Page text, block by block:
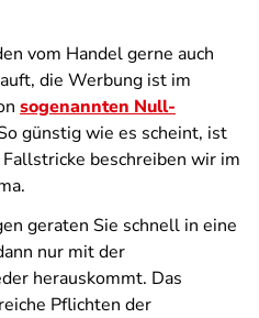
vom Handel gerne auch
die Werbung ist im
sogenannten Null-
günstig wie es scheint, ist
beschreiben wir im
geraten Sie schnell in eine
nur mit der
herauskommt. Das
Pflichten der